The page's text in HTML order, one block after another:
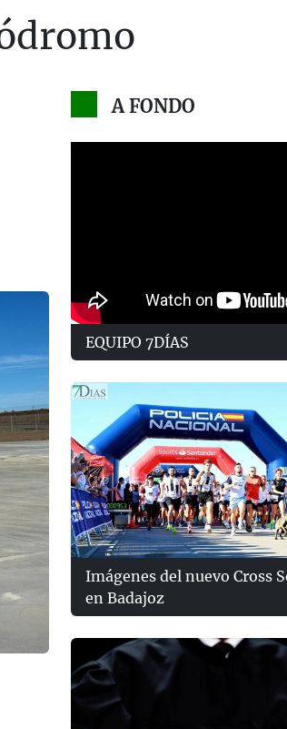
A FONDO
EQUIPO 7DÍAS
Imágenes del nuevo Cross
en Badajoz